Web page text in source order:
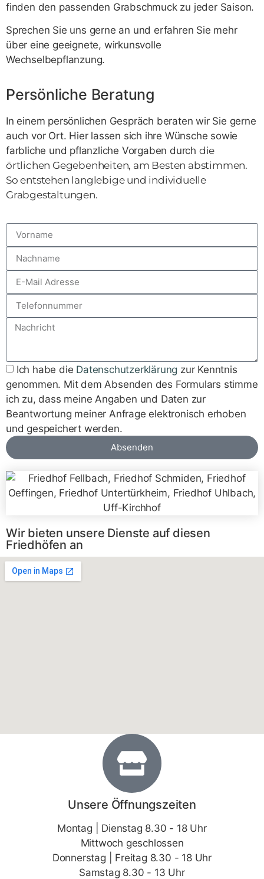
finden den passenden Grabschmuck zu jeder Saison.
Sprechen Sie uns gerne an und erfahren Sie mehr
über eine geeignete, wirkunsvolle
Wechselbepflanzung.
Persönliche Beratung
In einem persönlichen Gespräch beraten wir Sie gerne
auch vor Ort. Hier lassen sich ihre Wünsche sowie
farbliche und pflanzliche Vorgaben durch die
örtlichen Gegebenheiten, am Besten abstimmen.
So entstehen langlebige und individuelle
Grabgestaltungen.
Ich habe die Datenschutzerklärung zur Kenntnis
genommen. Mit dem Absenden des Formulars stimme
ich zu, dass meine Angaben und Daten zur
Beantwortung meiner Anfrage elektronisch erhoben
und gespeichert werden.
Absenden
Wir bieten unsere Dienste auf diesen
Friedhöfen an
Unsere Öffnungszeiten
Montag | Dienstag 8.30 - 18 Uhr
Mittwoch geschlossen
Donnerstag | Freitag 8.30 - 18 Uhr
Samstag 8.30 - 13 Uhr